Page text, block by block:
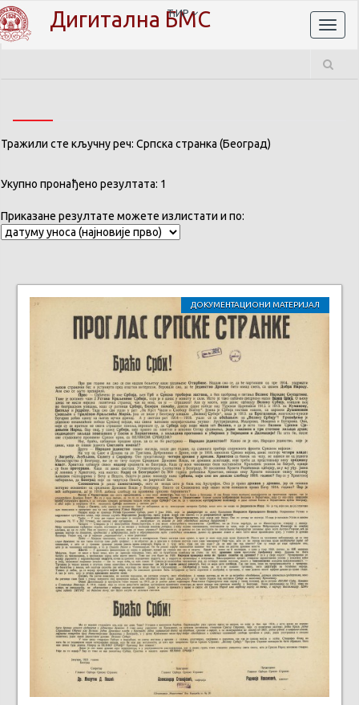
Дигитална БМС
ЋИР
Тражили сте кључну реч: Српска странка (Београд)
Укупно пронађено резултата: 1
Приказане резултате можете излистати и по:
ДОКУМЕНТАЦИОНИ МАТЕРИЈАЛ